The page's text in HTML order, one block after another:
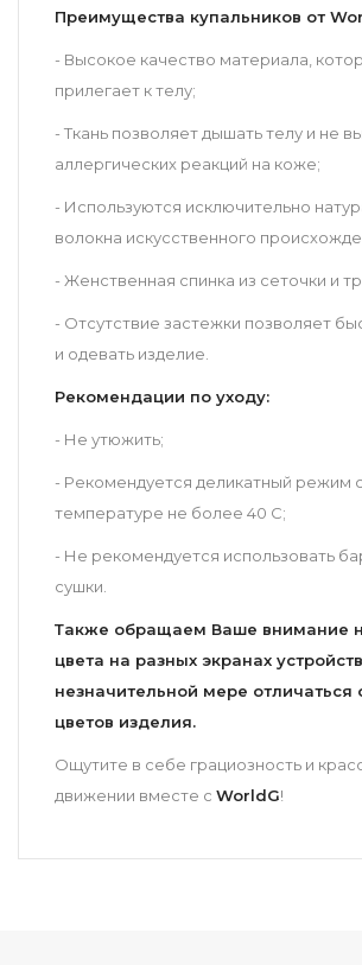
Преимущества купальников от
- Высокое качество материала,
прилегает к телу;
- Ткань позволяет дышать телу и не
аллергических реакций на коже;
- Используются исключительно
волокна искусственного
- Женственная спинка из сеточки и
- Отсутствие застежки позволяет
и одевать изделие.
Рекомендации по уходу:
- Не утюжить;
- Рекомендуется деликатный режим
температуре не более 40 С;
- Не рекомендуется использовать
сушки.
Также обращаем Ваше внимание
цвета на разных экранах
незначительной мере отличаться
цветов изделия.
Ощутите в себе грациозность и
движении вместе с WorldG!